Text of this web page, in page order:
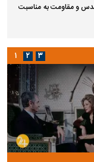
و مقاومت به مناسبت
۱ ۲ ۳